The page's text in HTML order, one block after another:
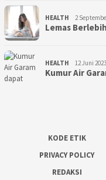
HEALTH 2
Lemas
HEALTH 12 Juni 2023
Kumur Air
KODE ETIK
PRIVACY POLICY
REDAKSI